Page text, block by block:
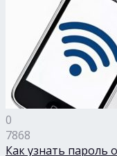
0
7868
Как узнать пароль